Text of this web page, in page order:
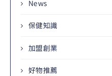
News
保健知識
加盟創業
好物推薦